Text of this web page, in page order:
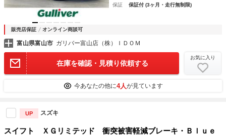
保証
保証付 (3ヶ月・走行無制限)
販売店保証 オンライン商談可
富山県富山市 ガリバー富山店（株）ＩＤＯＭ
在庫を確認・見積り依頼する
お気に入り
今あなたの他に4人が見ています
UP スズキ
スイフト ＸＧリミテッド 衝突被害軽減ブレーキ・Ｂｌｕｅ